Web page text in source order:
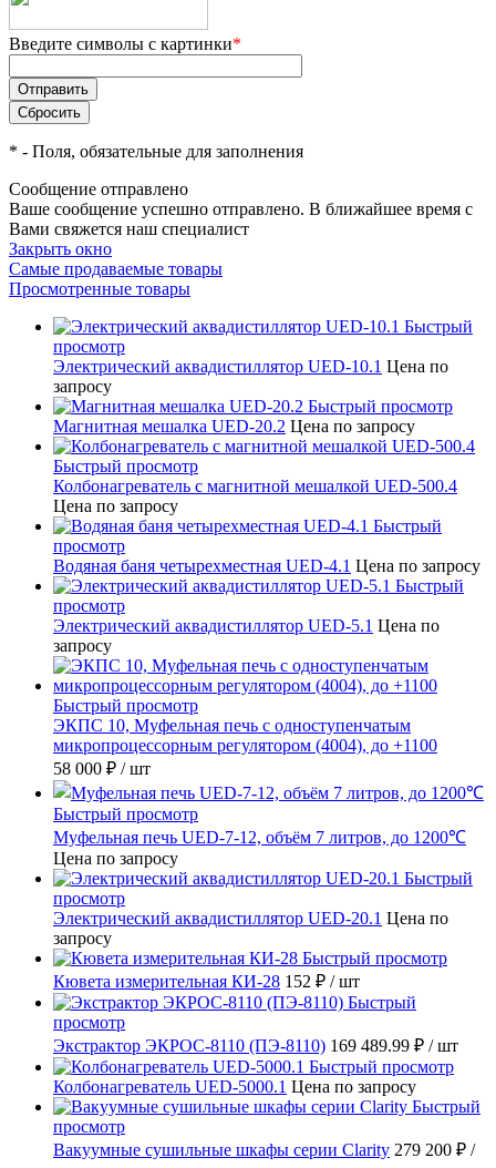
Введите символы с картинки*
* - Поля, обязательные для заполнения
Сообщение отправлено
Ваше сообщение успешно отправлено. В ближайшее время с
Вами свяжется наш специалист
Закрыть окно
Самые продаваемые товары
Просмотренные товары
Быстрый
просмотр
Электрический аквадистиллятор UED-10.1 Цена по
запросу
Быстрый просмотр
Магнитная мешалка UED-20.2 Цена по запросу
Быстрый просмотр
Колбонагреватель с магнитной мешалкой UED-500.4
Цена по запросу
Быстрый
просмотр
Водяная баня четырехместная UED-4.1 Цена по запросу
Быстрый
просмотр
Электрический аквадистиллятор UED-5.1 Цена по
запросу
Быстрый просмотр
ЭКПС 10, Муфельная печь с одноступенчатым
микропроцессорным регулятором (4004), до +1100
58 000 ₽ / шт
Быстрый просмотр
Муфельная печь UED-7-12, объём 7 литров, до 1200℃
Цена по запросу
Быстрый
просмотр
Электрический аквадистиллятор UED-20.1 Цена по
запросу
Быстрый просмотр
Кювета измерительная КИ-28 152 ₽ / шт
Быстрый
просмотр
Экстрактор ЭКРОС-8110 (ПЭ-8110) 169 489.99 ₽ / шт
Быстрый просмотр
Колбонагреватель UED-5000.1 Цена по запросу
Быстрый
просмотр
Вакуумные сушильные шкафы серии Clarity 279 200 ₽ /